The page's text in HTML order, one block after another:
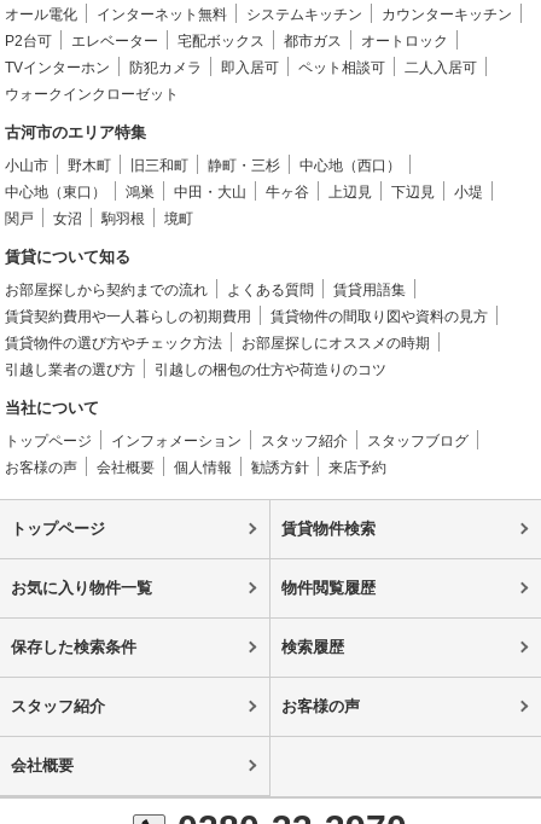
オール電化
インターネット無料 システムキッチン
カウンターキッチン
P2台可
エレベーター 宅配ボックス 都市ガス
オートロック
TVインターホン
防犯カメラ 即入居可 ペット相談可
二人入居可
ウォークインクローゼット
古河市のエリア特集
小山市 野木町 旧三和町 静町・三杉
中心地（西口）
中心地（東口）
鴻巣 中田・大山 牛ヶ谷 上辺見 下辺見
小堤
関戸
女沼 駒羽根 境町
賃貸について知る
お部屋探しから契約までの流れ よくある質問
賃貸用語集
賃貸契約費用や一人暮らしの初期費用
賃貸物件の間取り図や資料の見方
賃貸物件の選び方やチェック方法
お部屋探しにオススメの時期
引越し業者の選び方
引越しの梱包の仕方や荷造りのコツ
当社について
トップページ インフォメーション スタッフ紹介
スタッフブログ
お客様の声
会社概要 個人情報 勧誘方針 来店予約
トップページ 賃貸物件検索
お気に入り物件一覧 物件閲覧履歴
保存した検索条件 検索履歴
スタッフ紹介 お客様の声
会社概要